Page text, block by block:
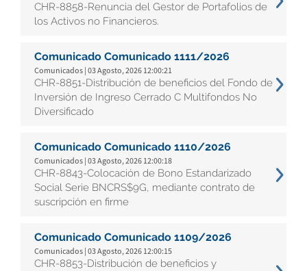
CHR-8858-Renuncia del Gestor de Portafolios de
los Activos no Financieros.
Comunicado Comunicado 1111/2026
Comunicados | 03 Agosto, 2026 12:00:21
CHR-8851-Distribución de beneficios del Fondo de
Inversión de Ingreso Cerrado C Multifondos No
Diversificado
Comunicado Comunicado 1110/2026
Comunicados | 03 Agosto, 2026 12:00:18
CHR-8843-Colocación de Bono Estandarizado
Social Serie BNCRS$9G, mediante contrato de
suscripción en firme
Comunicado Comunicado 1109/2026
Comunicados | 03 Agosto, 2026 12:00:15
CHR-8853-Distribución de beneficios y